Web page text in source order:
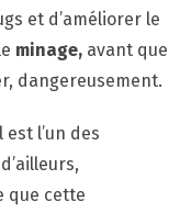
et d’améliorer le
minage, avant que
dangereusement.
l’un des
que cette